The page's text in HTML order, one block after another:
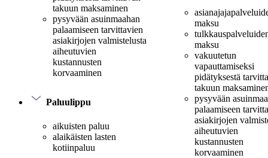
takuun maksaminen
pysyvään asuinmaahan
palaamiseen tarvittavien
asiakirjojen valmistelusta
aiheutuvien
kustannusten
korvaaminen
Paluulippu
aikuisten paluu
alaikäisten lasten
kotiinpaluu
maksu
maksu
vakuutetun
vapauttamiseksi
pidätyksestä
takuun
pysyvään
palaamiseen
asiakirjojen
aiheutuvien
kustannusten
korvaaminen